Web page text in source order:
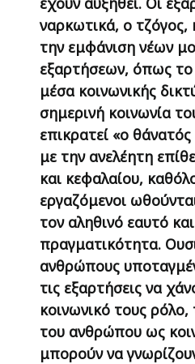
ναρκωτικά, ο τζόγος,
την εμφάνιση νέων
εξαρτήσεων, όπως το
μέσα κοινωνικής
σημερινή κοινωνία
επικρατεί «ο
με την ανελέητη
και κεφαλαίου,
εργαζόμενοι
τον αληθινό εαυτό
πραγματικότητα.
ανθρώπους
τις εξαρτήσεις να
κοινωνικό τους
του ανθρώπου ως
μπορούν να